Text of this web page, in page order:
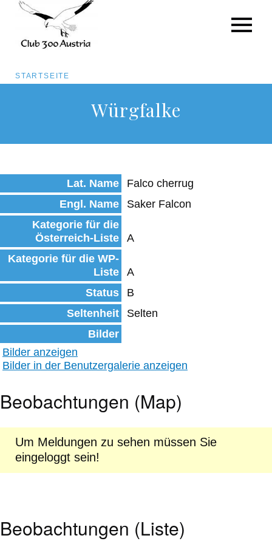
Inhalt
Pfadnavigation
STARTSEITE
Würgfalke
Lat. Name
Falco cherrug
Engl. Name
Saker Falcon
Kategorie für die
Österreich-Liste
A
Kategorie für die WP-
Liste
A
Status
B
Seltenheit
Selten
Bilder
Bilder anzeigen
Bilder in der Benutzergalerie anzeigen
Beobachtungen (Map)
Um Meldungen zu sehen müssen Sie
eingeloggt sein!
Beobachtungen (Liste)